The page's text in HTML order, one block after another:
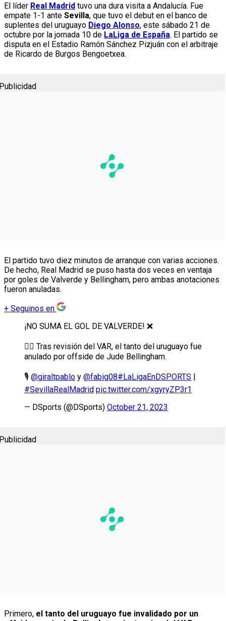
El líder Real Madrid tuvo una dura visita a Andalucía. Fue
empate 1-1 ante Sevilla, que tuvo el debut en el banco de
suplentes del uruguayo Diego Alonso, este sábado 21 de
octubre por la jornada 10 de LaLiga de España. El partido se
disputa en el Estadio Ramón Sánchez Pizjuán con el arbitraje
de Ricardo de Burgos Bengoetxea.
El partido tuvo diez minutos de arranque con varias acciones.
De hecho, Real Madrid se puso hasta dos veces en ventaja
por goles de Valverde y Bellingham, pero ambas anotaciones
fueron anuladas.
+ Seguinos en
¡NO SUMA EL GOL DE VALVERDE! ❌
👎🏼 Tras revisión del VAR, el tanto del uruguayo fue
anulado por offside de Jude Bellingham.
🎙️ @giraltpablo y @fabig08#LaLigaEnDSPORTS |
#SevillaRealMadrid pic.twitter.com/xgyryZP3r1
— DSports (@DSports) October 21, 2023
Primero, el tanto del uruguayo fue invalidado por un